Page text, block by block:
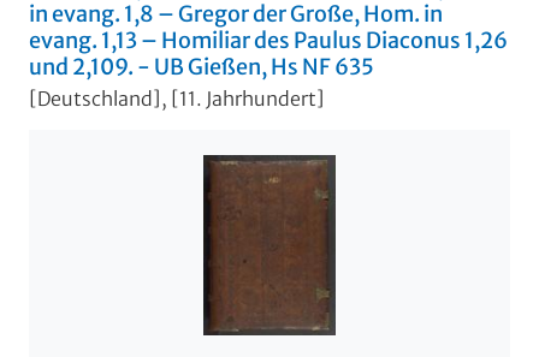
in evang. 1,8 – Gregor der Große, Hom. in
evang. 1,13 – Homiliar des Paulus Diaconus 1,26
und 2,109. - UB Gießen, Hs NF 635
[Deutschland], [11. Jahrhundert]